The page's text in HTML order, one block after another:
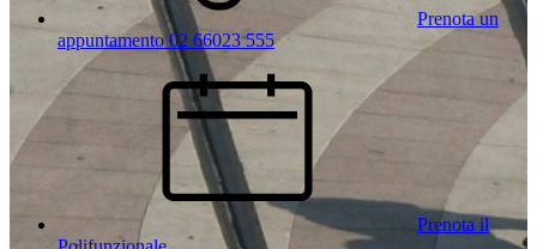
Prenota un
appuntamento 02 66023 555
Prenota il